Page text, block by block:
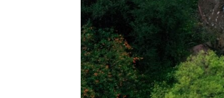
TRI DECENIJE OD RATA U BIH
NASTANAK I RASPAD JUGOSLAVIJE